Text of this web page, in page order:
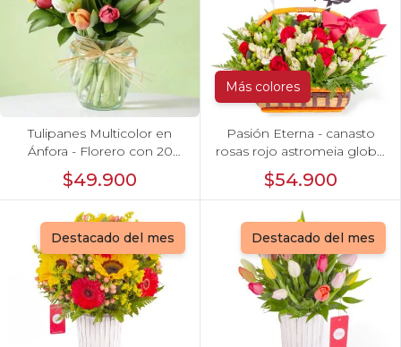
Tulipanes Multicolor en
Ánfora - Florero con 20
tulipanes multicolores
$49.900
Más colores
Pasión Eterna - canasto
rosas rojo astromeia globo
$54.900
Destacado del mes Destacado del mes